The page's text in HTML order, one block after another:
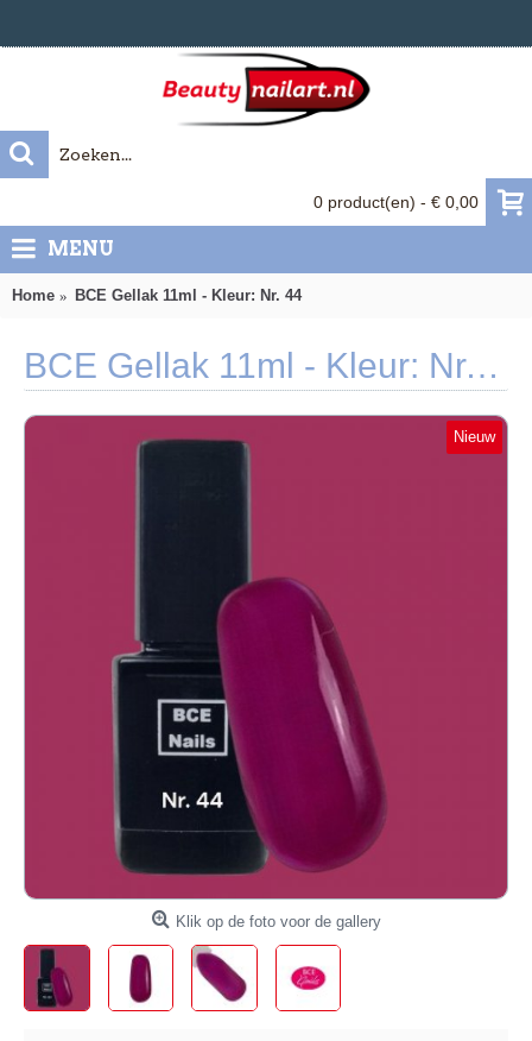
0 product(en) - € 0,00
MENU
Home BCE Gellak 11ml - Kleur: Nr. 44
BCE Gellak 11ml - Kleur: Nr. 44
Nieuw
Klik op de foto voor de gallery